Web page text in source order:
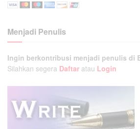
Menjadi Penulis
Ingin berkontribusi menjadi penulis di
Silahkan segera Daftar atau Login